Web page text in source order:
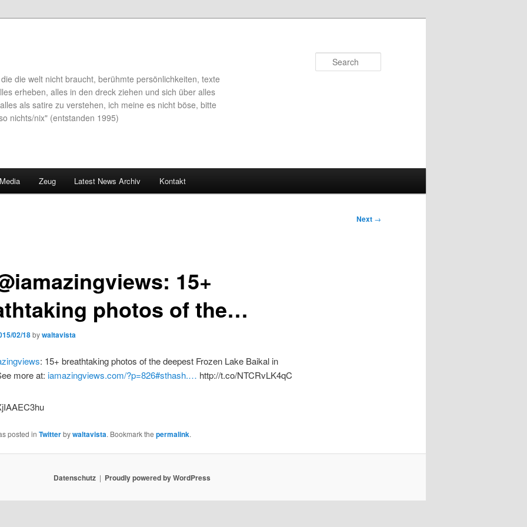
die welt nicht braucht, berühmte persönlichkeiten, texte
erheben, alles in den dreck ziehen und sich über alles
als satire zu verstehen, ich meine es nicht böse, bitte
nichts/nix" (entstanden 1995)
Zeug Latest News Archiv Kontakt
Next →
15+
photos of the…
02/18bywaltavista
: 15+ breathtaking photos of the deepest Frozen Lake Baikal in
more at: iamazingviews.com/?p=826#sthash.… http://t.co/NTCRvLK4qC
posted in Twitterbywaltavista. Bookmark the permalink.
Datenschutz Proudly powered by WordPress